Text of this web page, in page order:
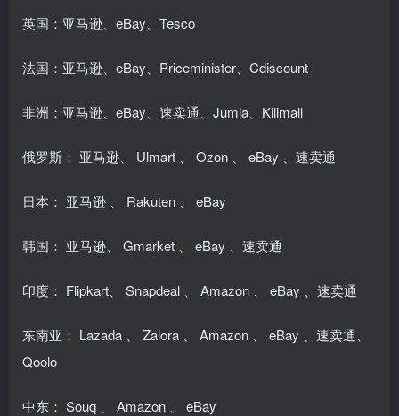
英国：亚马逊、eBay、Tesco
法国：亚马逊、eBay、Priceminister、Cdiscount
非洲：亚马逊、eBay、速卖通、Jumia、Kilimall
俄罗斯： 亚马逊、 Ulmart 、 Ozon 、 eBay 、速卖通
日本： 亚马逊 、 Rakuten 、 eBay
韩国： 亚马逊、 Gmarket 、 eBay 、速卖通
印度： Flipkart、 Snapdeal 、 Amazon 、 eBay 、速卖通
东南亚： Lazada 、 Zalora 、 Amazon 、 eBay 、速卖通、
Qoolo
中东： Souq 、 Amazon 、 eBay